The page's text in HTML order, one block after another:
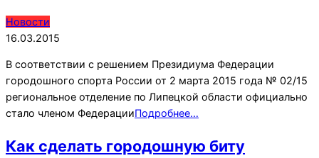
2015-
03-
Новости
16.03.2015
В соответствии с решением Президиума Федерации
городошного спорта России от 2 марта 2015 года № 02/15
региональное отделение по Липецкой области официально
стало членом ФедерацииПодробнее…
Как сделать городошную биту